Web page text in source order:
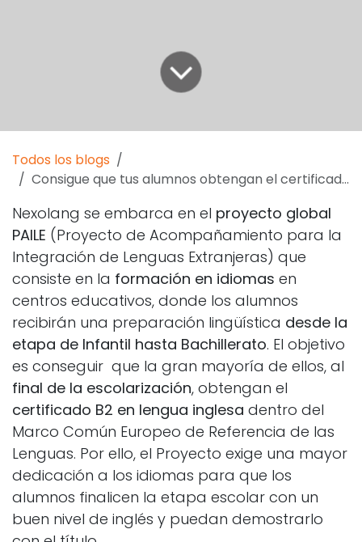
Todos los blogs
Consigue que tus alumnos obtengan el certificado B2 en inglés al final de la etapa escolar
Nexolang se embarca en el proyecto global
PAILE (Proyecto de Acompañamiento para la
Integración de Lenguas Extranjeras) que
consiste en la formación en idiomas en
centros educativos, donde los alumnos
recibirán una preparación lingüística desde la
etapa de Infantil hasta Bachillerato. El objetivo
es conseguir que la gran mayoría de ellos, al
final de la escolarización, obtengan el
certificado B2 en lengua inglesa dentro del
Marco Común Europeo de Referencia de las
Lenguas. Por ello, el Proyecto exige una mayor
dedicación a los idiomas para que los
alumnos finalicen la etapa escolar con un
buen nivel de inglés y puedan demostrarlo